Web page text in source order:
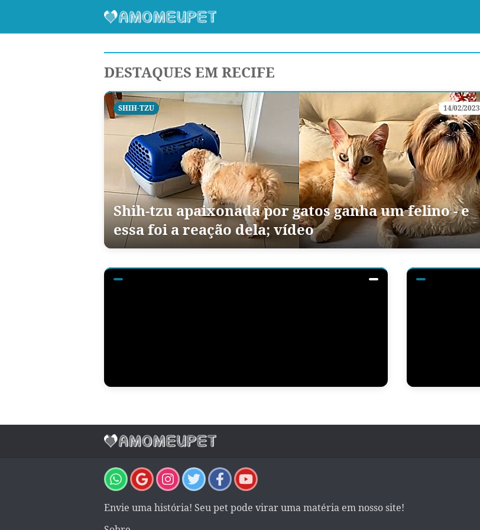
DESTAQUES EM RECIFE
SHIH-TZU 14/02/2023
Shih-tzu apaixonada por gatos ganha um felino - e
essa foi a reação dela; vídeo
Envie uma história! Seu pet pode virar uma matéria em nosso site!